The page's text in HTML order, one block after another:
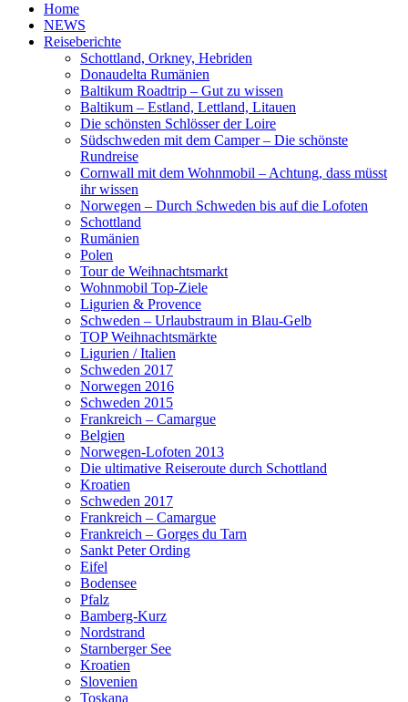
Home
NEWS
Reiseberichte
Schottland, Orkney, Hebriden
Donaudelta Rumänien
Baltikum Roadtrip – Gut zu wissen
Baltikum – Estland, Lettland, Litauen
Die schönsten Schlösser der Loire
Südschweden mit dem Camper – Die schönste
Rundreise
Cornwall mit dem Wohnmobil – Achtung, dass müsst
ihr wissen
Norwegen – Durch Schweden bis auf die Lofoten
Schottland
Rumänien
Polen
Tour de Weihnachtsmarkt
Wohnmobil Top-Ziele
Ligurien & Provence
Schweden – Urlaubstraum in Blau-Gelb
TOP Weihnachtsmärkte
Ligurien / Italien
Schweden 2017
Norwegen 2016
Schweden 2015
Frankreich – Camargue
Belgien
Norwegen-Lofoten 2013
Die ultimative Reiseroute durch Schottland
Kroatien
Schweden 2017
Frankreich – Camargue
Frankreich – Gorges du Tarn
Sankt Peter Ording
Eifel
Bodensee
Pfalz
Bamberg-Kurz
Nordstrand
Starnberger See
Kroatien
Slovenien
Toskana